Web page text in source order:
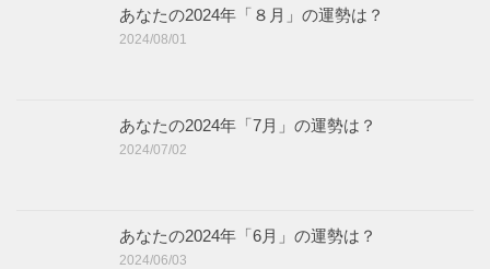
あなたの2024年「８月」の運勢は？
2024/08/01
あなたの2024年「7月」の運勢は？
2024/07/02
あなたの2024年「6月」の運勢は？
2024/06/03